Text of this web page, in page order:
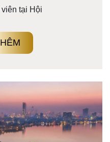
tại Hội